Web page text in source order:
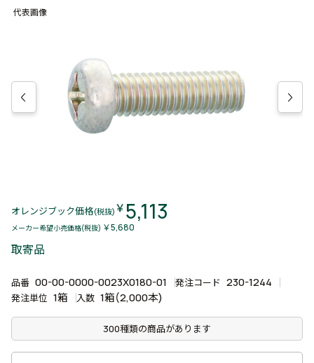
代表画像
オレンジブック価格(税抜) ￥5,113
メーカー希望小売価格(税抜) ￥5,680
取寄品
品番 00-00-0000-0023X0180-01 発注コード 230-1244
発注単位 1箱 入数 1箱(2,000本)
300種類の商品があります